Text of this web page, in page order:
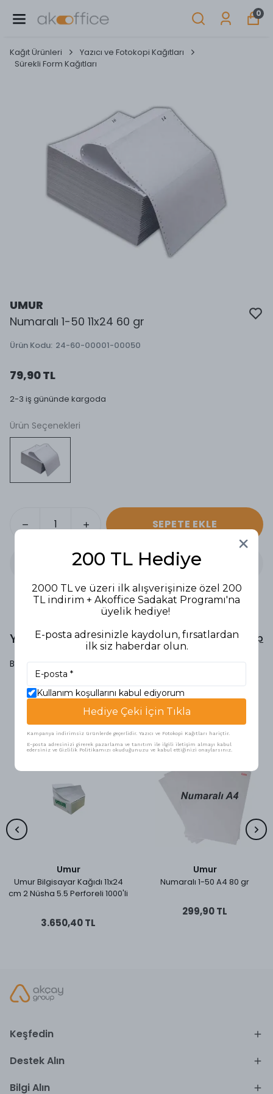
0
Kağıt Ürünleri
Yazıcı ve Fotokopi Kağıtları
Sürekli Form Kağıtları
UMUR
Numaralı 1-50 11x24 60 gr
Ürün Kodu: 24-60-00001-00050
79,90 TL
2-3 iş gününde kargoda
Ürün Seçenekleri
SEPETE EKLE
Yorumlar Yorum Yap
Bu ürün için henüz yorum yapılmamış.
Benzer Ürünler
Umur
Umur Bilgisayar Kağıdı 11x24
cm 2 Nüsha 5.5 Perforeli 1000'li
3.650,40 TL
Umur
Numaralı 1-50 A4 80 gr
299,90 TL
Keşfedin
Destek Alın
Bilgi Alın
200 TL Hediye
2000 TL ve üzeri ilk alışverişinize özel 200
TL indirim + Akoffice Sadakat Programı'na
üyelik hediye!
E-posta adresinizle kaydolun, fırsatlardan
ilk siz haberdar olun.
Kullanım koşullarını kabul ediyorum
Hediye Çeki İçin Tıkla
Kampanya indirimsiz ürünlerde geçerlidir. Yazıcı ve Fotokopi Kağıtları hariçtir.
E-posta adresinizi girerek pazarlama ve tanıtım ile ilgili iletişim almayı kabul
edersiniz ve Gizlilik Politikamızı okuduğunuzu ve kabul ettiğinizi onaylarsınız.